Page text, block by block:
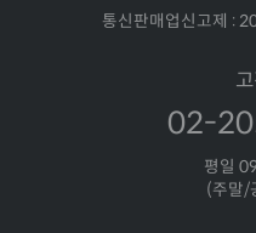
통신판매업신고제 :
02-
평일
(주말/